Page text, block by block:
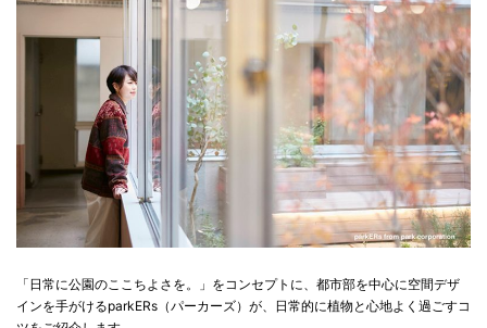
「日常に公園のここちよさを。」をコンセプトに、都市部を中心に空間デザ
インを手がけるparkERs（パーカーズ）が、日常的に植物と心地よく過ごすコ